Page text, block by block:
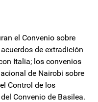
el Convenio sobre
de extradición
Italia; los convenios
de Nairobi sobre
Control de los
Convenio de Basilea.